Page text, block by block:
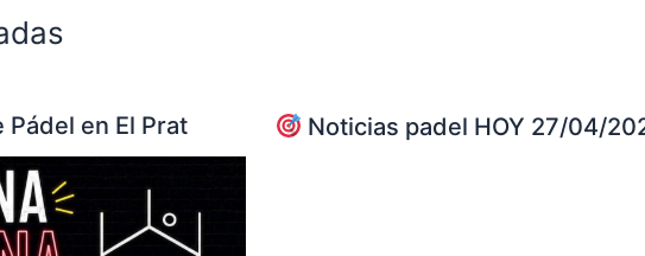
en El Prat Noticias padel HOY 27/04/